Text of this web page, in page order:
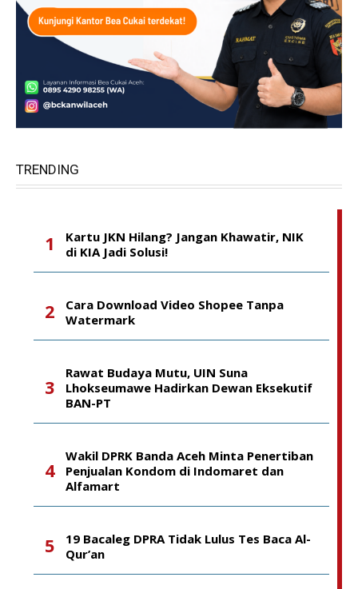
TRENDING
Kartu JKN Hilang? Jangan Khawatir, NIK
di KIA Jadi Solusi!
Cara Download Video Shopee Tanpa
Watermark
Rawat Budaya Mutu, UIN Suna
Lhokseumawe Hadirkan Dewan Eksekutif
BAN-PT
Wakil DPRK Banda Aceh Minta Penertiban
Penjualan Kondom di Indomaret dan
Alfamart
19 Bacaleg DPRA Tidak Lulus Tes Baca Al-
Qur’an